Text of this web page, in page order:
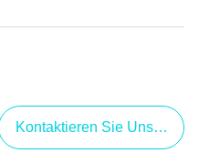
Kontaktieren Sie Uns Jetzt